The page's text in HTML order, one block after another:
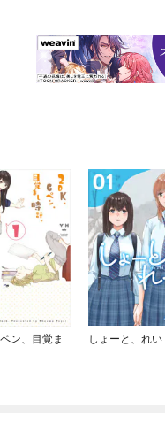
ン、目覚ま
しょーと、れい